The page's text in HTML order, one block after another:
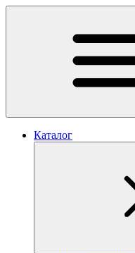
Каталог